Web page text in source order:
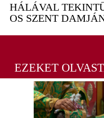
HÁLÁVAL
OS SZENT
EZEKET